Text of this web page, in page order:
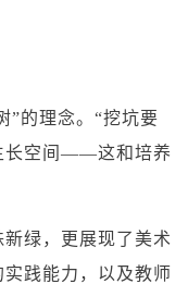
”的理念。“挖坑要
长空间——这和培养
绿，更展现了美术
践能力，以及教师